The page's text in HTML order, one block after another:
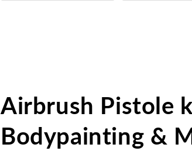
Airbrush Pistole
Bodypainting &